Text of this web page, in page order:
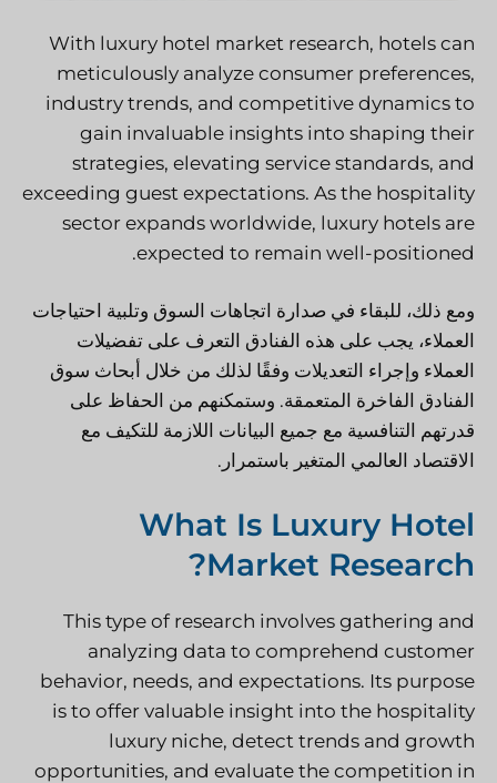
With luxury hotel market research, hotels can
meticulously analyze consumer preferences,
industry trends, and competitive dynamics to
gain invaluable insights into shaping their
strategies, elevating service standards, and
exceeding guest expectations. As the hospitality
sector expands worldwide, luxury hotels are
expected to remain well-positioned.
ومع ذلك، للبقاء في صدارة اتجاهات السوق وتلبية احتياجات
العملاء، يجب على هذه الفنادق التعرف على تفضيلات
العملاء وإجراء التعديلات وفقًا لذلك من خلال أبحاث سوق
الفنادق الفاخرة المتعمقة. وستمكنهم من الحفاظ على
قدرتهم التنافسية مع جميع البيانات اللازمة للتكيف مع
الاقتصاد العالمي المتغير باستمرار.
What Is Luxury Hotel
Market Research?
This type of research involves gathering and
analyzing data to comprehend customer
behavior, needs, and expectations. Its purpose
is to offer valuable insight into the hospitality
luxury niche, detect trends and growth
opportunities, and evaluate the competition in